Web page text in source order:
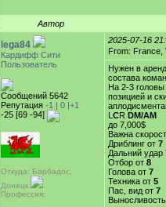
Автор
lega84
Кардифф Сити
Пользователь
Сообщений 5642
Репутация -1 | 0 |+1
-25 [69 -94]
Откуда: Барбадос,
Донецк
Профессия:
2025-07-16
From:
Нужен в
состава
На 2-3
позицией и
L CR DM/AM
до 7,000$
Важна
Дриблинг от 7
Дальний удар
Отбор от 8
Голова от 7
Техника от 5
Пас, вид от 7